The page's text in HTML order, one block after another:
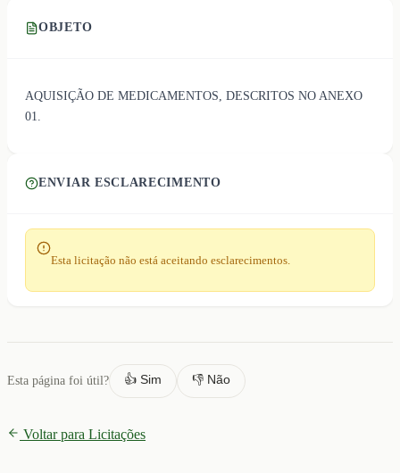
OBJETO
AQUISIÇÃO DE MEDICAMENTOS, DESCRITOS NO ANEXO
01.
ENVIAR ESCLARECIMENTO
Esta licitação não está aceitando esclarecimentos.
Esta página foi útil? 👍 Sim 👎 Não
Voltar para Licitações